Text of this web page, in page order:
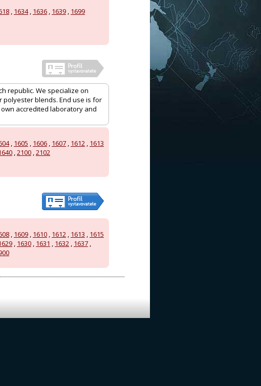
, 1634, 1636 , 1639 , 1699
republic. We specialize on
polyester blends. End use is for
accredited laboratory and
, 1605 , 1606 , 1607 , 1612 , 1613
,2100 ,2102
, 1609 , 1610 , 1612 , 1613 , 1615
, 1630 , 1631 , 1632 , 1637 ,